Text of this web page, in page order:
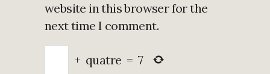
website in this browser for the
next time I comment.
+ quatre = 7